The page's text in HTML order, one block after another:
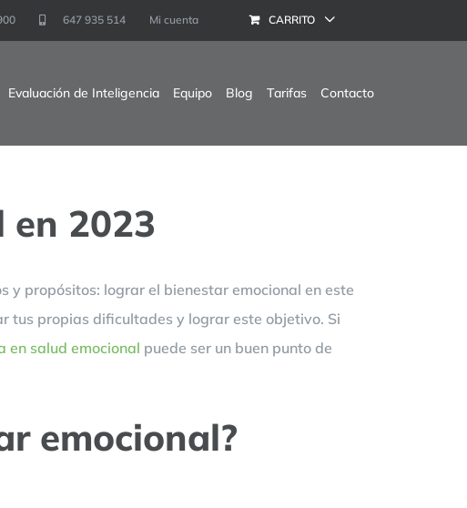
647 935 514 Mi cuenta CARRITO
Evaluación de Inteligencia Equipo Blog Tarifas Contacto
en 2023
y propósitos: lograr el bienestar emocional en este
tus propias dificultades y lograr este objetivo. Si
en salud emocional puede ser un buen punto de
emocional?